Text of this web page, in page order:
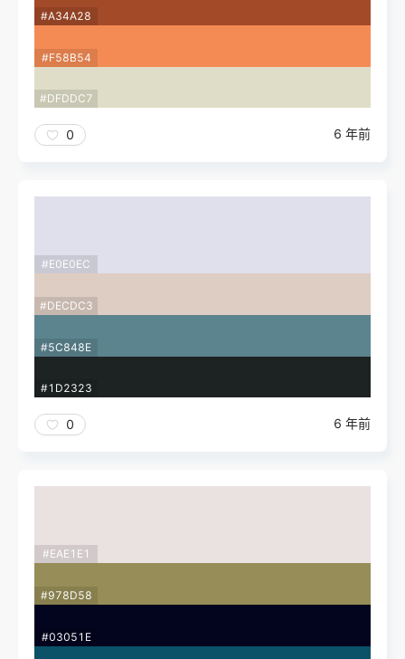
#A34A28
#F58B54
#DFDDC7
0 6 年前
#E0E0EC
#DECDC3
#5C848E
#1D2323
0 6 年前
#EAE1E1
#978D58
#03051E